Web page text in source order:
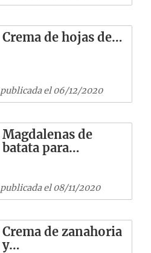
Crema de hojas de…
publicada el 06/12/2020
Magdalenas de
batata para…
publicada el 08/11/2020
Crema de zanahoria
y…